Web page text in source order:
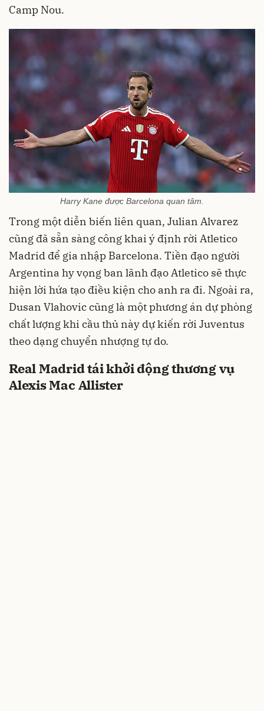
Camp Nou.
Harry Kane được Barcelona quan tâm.
Trong một diễn biến liên quan, Julian Alvarez
cũng đã sẵn sàng công khai ý định rời Atletico
Madrid để gia nhập Barcelona. Tiền đạo người
Argentina hy vọng ban lãnh đạo Atletico sẽ thực
hiện lời hứa tạo điều kiện cho anh ra đi. Ngoài ra,
Dusan Vlahovic cũng là một phương án dự phòng
chất lượng khi cầu thủ này dự kiến rời Juventus
theo dạng chuyển nhượng tự do.
Real Madrid tái khởi động thương vụ
Alexis Mac Allister